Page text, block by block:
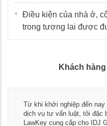
Điều kiện của nhà ở,
trong tương lai được
Khách
Thay mặt Công ty
ngũ luật sư, kế toán của
dụng dịch vụ tư vấn